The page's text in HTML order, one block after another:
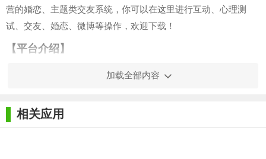
营的婚恋、主题类交友系统，你可以在这里进行互动、心理测
试、交友、婚恋、微博等操作，欢迎下载！
【平台介绍】
专注婚恋行业一体化系统产品与技术服务
术服务，解决广大婚恋企业发展难题
加载全部内容
相关应用